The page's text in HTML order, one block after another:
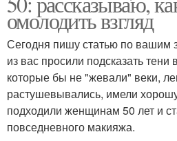
омолодить взгляд
Сегодня пишу статью по вашим
из вас просили подсказать тени
которые бы не "жевали" веки,
растушевывались, имели
подходили женщинам 50 лет и
повседневного макияжа.